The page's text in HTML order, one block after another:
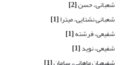
شعبانی، حسن[2]
شعبانی نشتایی، میترا[1]
شفیعی، فرشته[1]
شفیعی، نوید[1]